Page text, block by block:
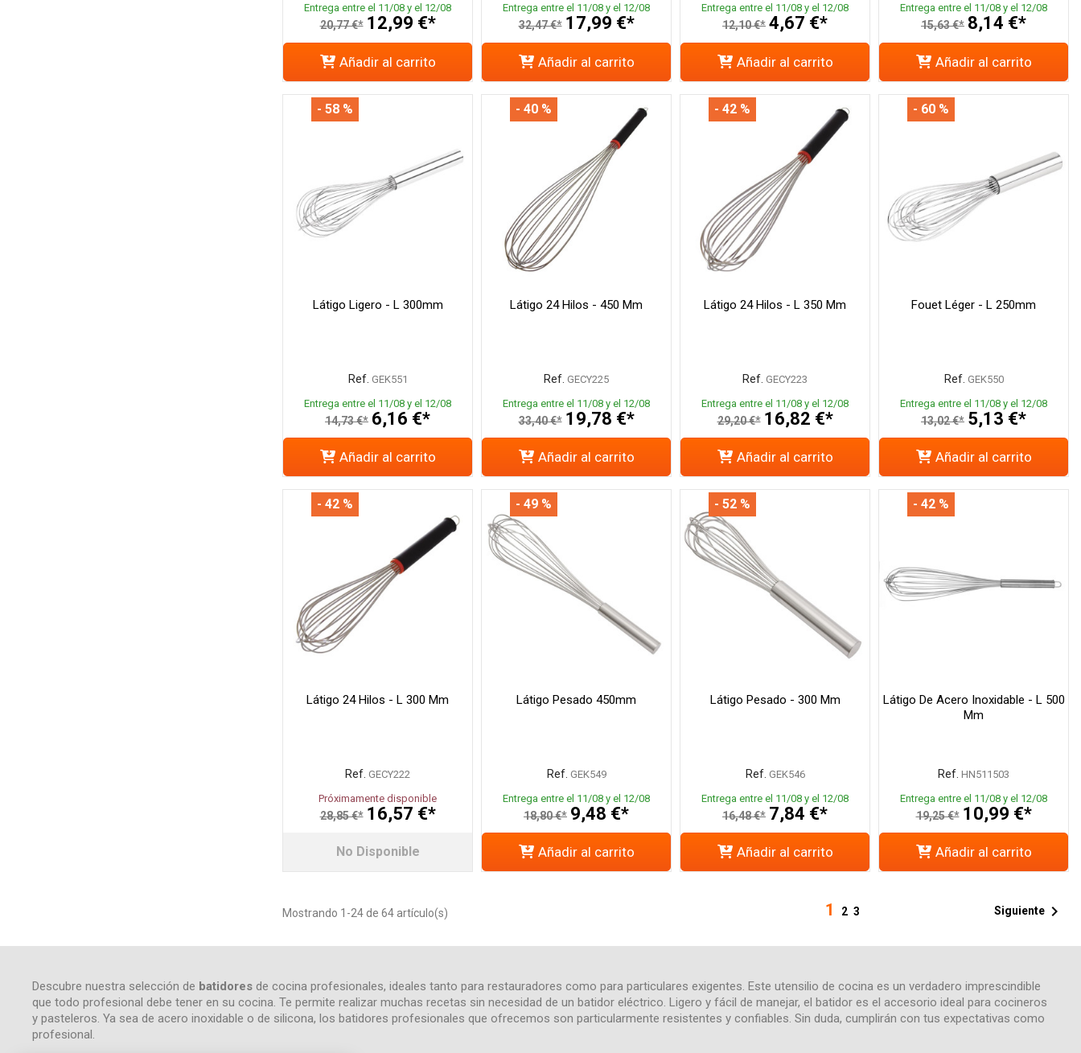
Entrega entre el 11/08 y el 12/08
20,77 €* 12,99 €*
Añadir al carrito
Entrega entre el 11/08 y el 12/08
32,47 €* 17,99 €*
Añadir al carrito
Entrega entre el 11/08 y el 12/08
12,10 €* 4,67 €*
Añadir al carrito
Entrega entre el 11/08 y el 12/08
15,63 €* 8,14 €*
Añadir al carrito
Látigo Ligero - L 300mm
Ref. GEK551
Entrega entre el 11/08 y el 12/08
14,73 €* 6,16 €*
- 58 %
Añadir al carrito
Látigo 24 Hilos - 450 Mm
Ref. GECY225
Entrega entre el 11/08 y el 12/08
33,40 €* 19,78 €*
- 40 %
Añadir al carrito
Látigo 24 Hilos - L 350 Mm
Ref. GECY223
Entrega entre el 11/08 y el 12/08
29,20 €* 16,82 €*
- 42 %
Añadir al carrito
Fouet Léger - L 250mm
Ref. GEK550
Entrega entre el 11/08 y el 12/08
13,02 €* 5,13 €*
- 60 %
Añadir al carrito
Látigo 24 Hilos - L 300 Mm
Ref. GECY222
Próximamente disponible
28,85 €* 16,57 €*
- 42 %
No Disponible
Látigo Pesado 450mm
Ref. GEK549
Entrega entre el 11/08 y el 12/08
18,80 €* 9,48 €*
- 49 %
Añadir al carrito
Látigo Pesado - 300 Mm
Ref. GEK546
Entrega entre el 11/08 y el 12/08
16,48 €* 7,84 €*
- 52 %
Añadir al carrito
Látigo De Acero Inoxidable - L 500
Mm
Ref. HN511503
Entrega entre el 11/08 y el 12/08
19,25 €* 10,99 €*
- 42 %
Añadir al carrito
Mostrando 1-24 de 64 artículo(s) 1 2 3 Siguiente
Descubre nuestra selección de batidores de cocina profesionales, ideales tanto para restauradores como para particulares exigentes. Este utensilio de cocina es un verdadero imprescindible
que todo profesional debe tener en su cocina. Te permite realizar muchas recetas sin necesidad de un batidor eléctrico. Ligero y fácil de manejar, el batidor es el accesorio ideal para cocineros
y pasteleros. Ya sea de acero inoxidable o de silicona, los batidores profesionales que ofrecemos son particularmente resistentes y confiables. Sin duda, cumplirán con tus expectativas como
profesional.